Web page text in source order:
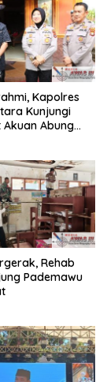
Kapolres
Kunjungi
Abung
Rehab
Pademawu